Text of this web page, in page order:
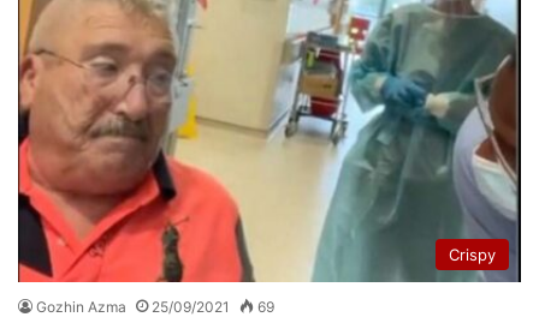
Crispy
Gozhin Azma 25/09/2021 69